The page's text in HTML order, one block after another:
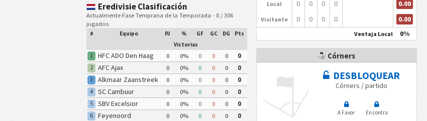
Eredivisie Clasificación
Actualmente Fase Temprana de la Temporada - 0 / 306
jugados
# Equipo PJ
%
Victorias
GF GC DG Pts
1 HFC ADO Den Haag 0 0% 0 0 0
0
2
AFC Ajax 0 0% 0 0 0
0
3
Alkmaar Zaanstreek 0 0% 0 0 0
0
4
SC Cambuur
Leeuwarden
0 0% 0 0 0
0
5
SBV Excelsior 0 0% 0 0 0
0
6
Feyenoord
0 0% 0 0 0
0
Local 0 0 0 0 0.00
Visitante 0 0 0 0 0.00
Ventaja Local 0%
Córners
DESBLOQUEAR
Córners / partido
A Favor
En contra